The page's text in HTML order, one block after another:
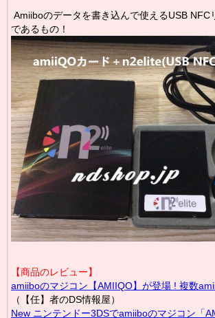
Amiiboのデータを書き込んで使えるUSB NFC
であるもの！
【商品のレビュー】
amiiboのマジコン【AMIIQO】が登場 ! 複数
（【任】者のDS情報屋）
New ニンテンドー3DSでamiiboのマジコン「